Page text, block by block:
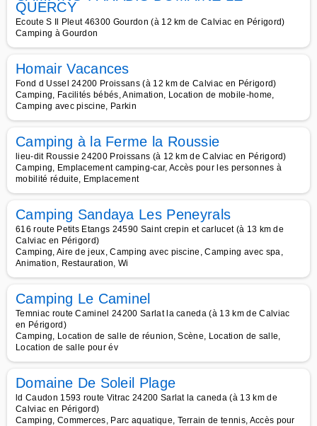
QUERCY
Ecoute S Il Pleut 46300 Gourdon (à 12 km de Calviac en Périgord)
Camping à Gourdon
Homair Vacances
Fond d Ussel 24200 Proissans (à 12 km de Calviac en Périgord)
Camping, Facilités bébés, Animation, Location de mobile-home,
Camping avec piscine, Parkin
Camping à la Ferme la Roussie
lieu-dit Roussie 24200 Proissans (à 12 km de Calviac en Périgord)
Camping, Emplacement camping-car, Accès pour les personnes à
mobilité réduite, Emplacement
Camping Sandaya Les Peneyrals
616 route Petits Etangs 24590 Saint crepin et carlucet (à 13 km de
Calviac en Périgord)
Camping, Aire de jeux, Camping avec piscine, Camping avec spa,
Animation, Restauration, Wi
Camping Le Caminel
Temniac route Caminel 24200 Sarlat la caneda (à 13 km de Calviac
en Périgord)
Camping, Location de salle de réunion, Scène, Location de salle,
Location de salle pour év
Domaine De Soleil Plage
ld Caudon 1593 route Vitrac 24200 Sarlat la caneda (à 13 km de
Calviac en Périgord)
Camping, Commerces, Parc aquatique, Terrain de tennis, Accès pour